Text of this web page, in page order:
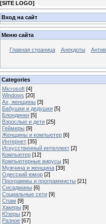
[SITE LOGO]
Вход на сайт
Меню сайта
Главная страница Анекдоты
Categories
Microsoft [4]
Windows [20]
Ах, женщины [3]
Бабушки и дедушки [5]
Блондинки [5]
Взрослые и дети [25]
Геймеры [9]
Женщины и компьютер [6]
Интернет [35]
Искусственный интеллект [2]
Компьютер [12]
Компьютерные вирусы [5]
Мужчина и женщина [39]
Одесский юмор [2]
Программы и программисты [21]
Сисадмины [6]
Социальные сети [9]
Спам [9]
Хакеры [9]
Юзеры [27]
Разное [67]